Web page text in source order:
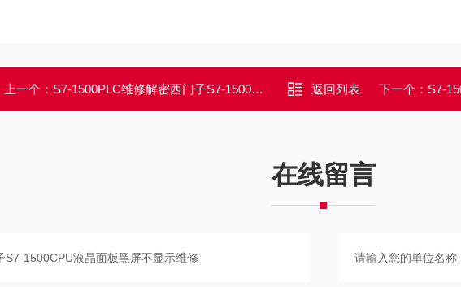
上一个： S7-1500PLC维修解密西门子S7-1500PLC上电面板黑屏不显示维修 返回列表 下一个： S7-
在线留言